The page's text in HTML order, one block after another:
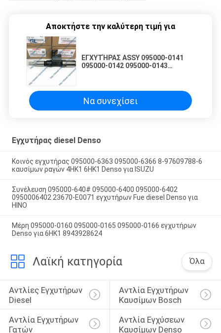
Αποκτήστε την καλύτερη τιμή για
ΕΓΧΥΤΉΡΑΣ ASSY 095000-0141
095000-0142 095000-0143
DENSO
Να συνεχίσει
Εγχυτήρας diesel Denso
Κοινός εγχυτήρας 095000-6363 095000-6366 8-97609788-6
καυσίμων ραγών 4HK1 6HK1 Denso για ISUZU
Συνέλευση 095000-640# 095000-6400 095000-6402
0950006402 23670-E0071 εγχυτήρων Fue diesel Denso για
HINO
Μέρη 095000-0160 095000-0165 095000-0166 εγχυτήρων
Denso για 6HK1 8943928624
Λαϊκή κατηγορία Όλα
Αντλίες Εγχυτήρων
Diesel
Αντλία Εγχυτήρων
Καυσίμων Bosch
Αντλία Εγχυτήρων
Γατών
Αντλία Εγχύσεων
Καυσίμων Denso